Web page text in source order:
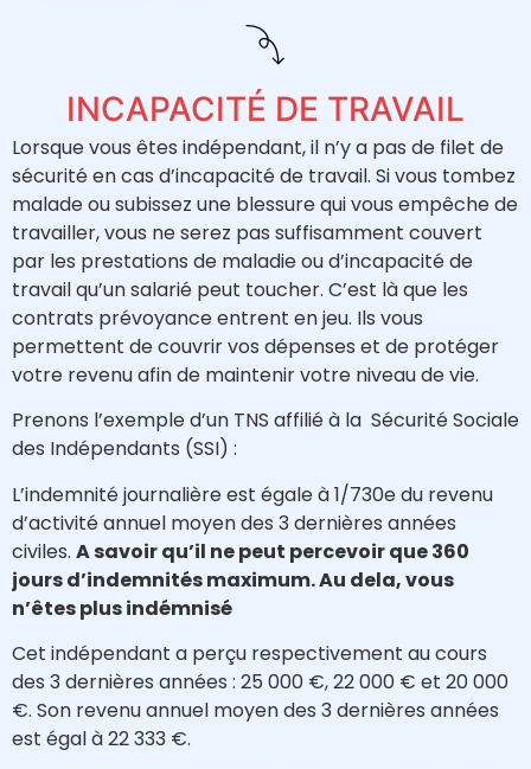
INCAPACITÉ DE TRAVAIL
Lorsque vous êtes indépendant, il n’y a pas de filet de
sécurité en cas d’incapacité de travail. Si vous tombez
malade ou subissez une blessure qui vous empêche de
travailler, vous ne serez pas suffisamment couvert
par les prestations de maladie ou d’incapacité de
travail qu’un salarié peut toucher. C’est là que les
contrats prévoyance entrent en jeu. Ils vous
permettent de couvrir vos dépenses et de protéger
votre revenu afin de maintenir votre niveau de vie.
Prenons l’exemple d’un TNS affilié à la Sécurité Sociale
des Indépendants (SSI) :
L’indemnité journalière est égale à 1/730e du revenu
d’activité annuel moyen des 3 dernières années
civiles. A savoir qu’il ne peut percevoir que 360
jours d’indemnités maximum. Au dela, vous
n’êtes plus indémnisé
Cet indépendant a perçu respectivement au cours
des 3 dernières années : 25 000 €, 22 000 € et 20 000
€. Son revenu annuel moyen des 3 dernières années
est égal à 22 333 €.